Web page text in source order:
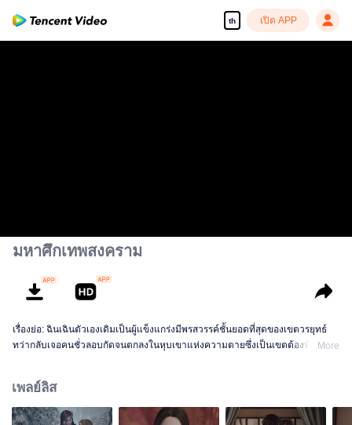
th เปิด APP
มหาศึกเทพสงคราม
เรื่องย่อ: ฉินเฉินตัวเองเดิมเป็นผู้แข็งแกร่งมีพรสวรรค์ชั้นยอดที่สุดของเขตวรยุทธ์
ทว่ากลับเจอคนชั่วลอบกัดจนตกลงในหุบเขาแห่งความตายซึ่งเป็นเขตต้องห้ามของ
ของอ๋องติ้งอู่เทพทหารแห่งแคว้นต้าฉิน ทว่าประวัติของบิดานั้นเป็นปริศนา สองแม่
ลูกจึงถูกปฏิบัติด้วยอย่างเย็นชาในจวนอ๋องติ้งอู่และต้องพึ่งพากันเพื่อเอาตัวรอด เพื่อ
More
เพลย์ลิส